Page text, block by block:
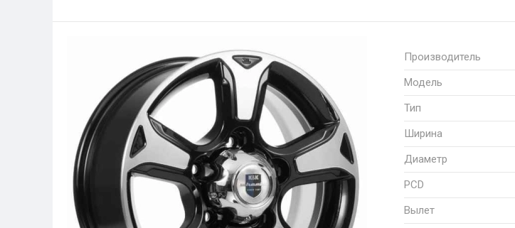
Производитель
Модель
Тип
Ширина
Диаметр
PCD
Вылет